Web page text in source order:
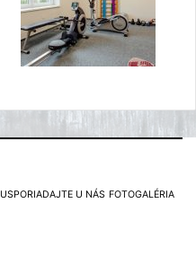
USPORIADAJTE U NÁS FOTOGALÉRIA